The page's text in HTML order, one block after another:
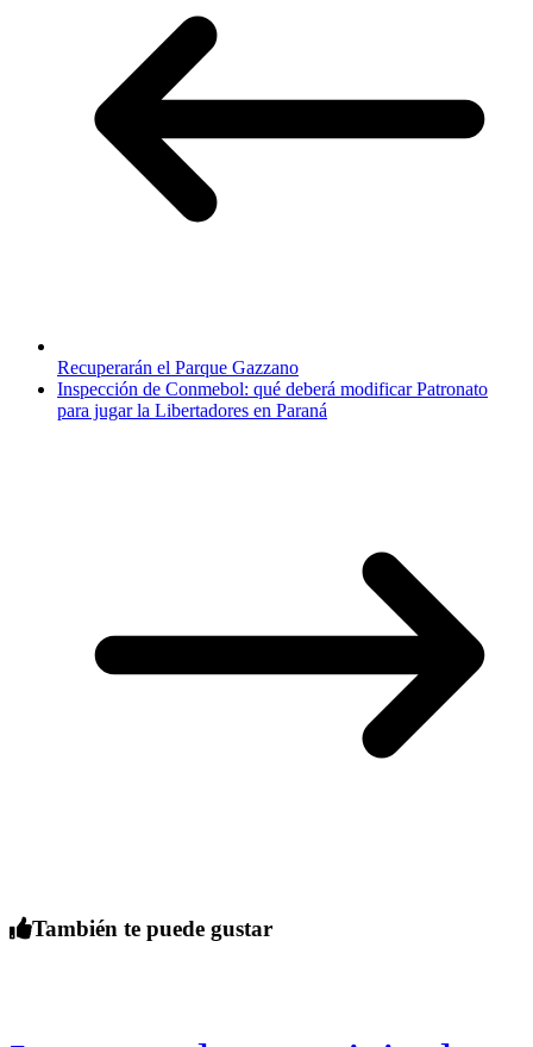
Recuperarán el Parque Gazzano
Inspección de Conmebol: qué deberá modificar Patronato
para jugar la Libertadores en Paraná
También te puede gustar